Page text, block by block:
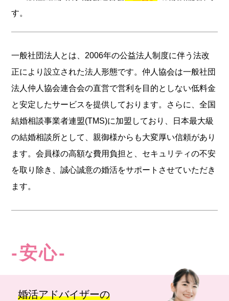
す。
一般社団法人とは、2006年の公益法人制度に伴う法改
正により設立された法人形態です。仲人協会は一般社団
法人仲人協会連合会の直営で営利を目的としない低料金
と安定したサービスを提供しております。さらに、全国
結婚相談事業者連盟(TMS)に加盟しており、日本最大級
の結婚相談所として、親御様からも大変厚い信頼があり
ます。会員様の高額な費用負担と、セキュリティの不安
を取り除き、誠心誠意の婚活をサポートさせていただき
ます。
-安心-
婚活アドバイザーの